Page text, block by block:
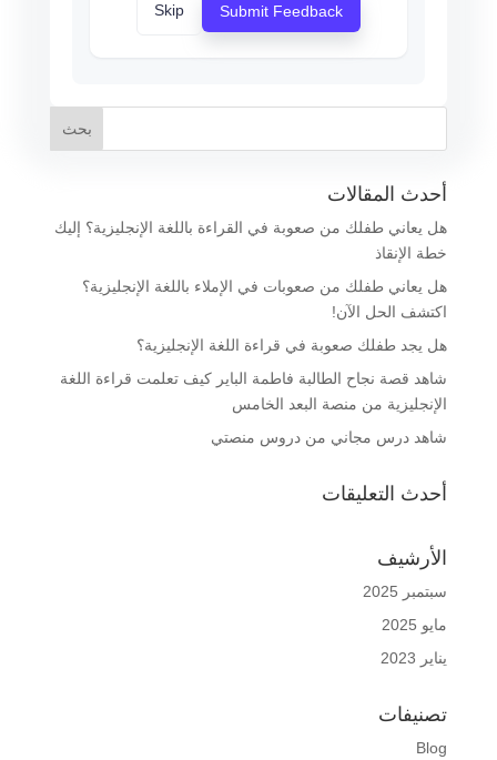
Submit Feedback
Skip
أحدث المقالات
هل يعاني طفلك من صعوبة في القراءة باللغة الإنجليزية؟ إليك
خطة الإنقاذ
هل يعاني طفلك من صعوبات في الإملاء باللغة الإنجليزية؟
اكتشف الحل الآن!
هل يجد طفلك صعوبة في قراءة اللغة الإنجليزية؟
شاهد قصة نجاح الطالبة فاطمة الباير كيف تعلمت قراءة اللغة
الإنجليزية من منصة البعد الخامس
شاهد درس مجاني من دروس منصتي
أحدث التعليقات
الأرشيف
سبتمبر 2025
مايو 2025
يناير 2023
تصنيفات
Blog